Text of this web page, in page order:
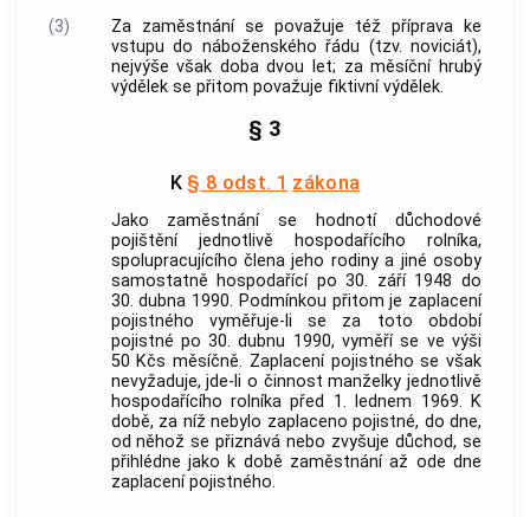
(3)
Za zaměstnání se považuje též příprava ke
vstupu do náboženského řádu (tzv. noviciát),
nejvýše však doba dvou let; za měsíční hrubý
výdělekse přitom považuje fiktivní výdělek.
§ 3
K § 8 odst. 1 zákona
Jako zaměstnání se hodnotí důchodové
pojištění jednotlivě hospodařícího rolníka,
spolupracujícího člena jeho rodiny a jiné osoby
samostatně hospodařící po 30. září 1948 do
30. dubna 1990. Podmínkou přitom je zaplacení
pojistného vyměřuje-li se za toto období
pojistné po 30. dubnu 1990, vyměří se ve výši
50 Kčs měsíčně. Zaplacení pojistného se však
nevyžaduje, jde-li o činnost manželky jednotlivě
hospodařícího rolníka před 1. lednem 1969. K
době, za níž nebylo zaplaceno pojistné, do dne,
od něhož se přiznává nebo zvyšuje důchod, se
přihlédne jako k době zaměstnání až ode dne
zaplacení pojistného.